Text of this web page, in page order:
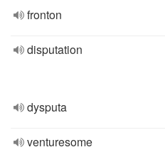
fronton
disputation
dysputa
venturesome